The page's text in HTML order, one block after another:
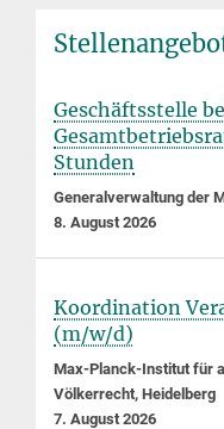
Geschäftsstelle
Stunden
Generalverwaltung der
8. August 2026
Koordination
(m/w/d)
Max-Planck-Institut für
Völkerrecht, Heidelberg
7. August 2026